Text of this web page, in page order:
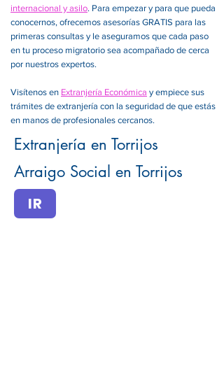
internacional y asilo. Para empezar y para que pueda
conocernos, ofrecemos asesorías GRATIS para las
primeras consultas y le aseguramos que cada paso
en tu proceso migratorio sea acompañado de cerca
por nuestros expertos.
Visítenos en Extranjería Económica y empiece sus
trámites de extranjería con la seguridad de que estás
en manos de profesionales cercanos.
Extranjería en Torrijos
Arraigo Social en Torrijos
IR